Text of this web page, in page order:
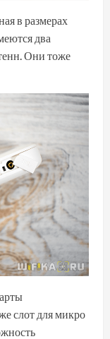
в размерах
два
Они тоже
слот для микро